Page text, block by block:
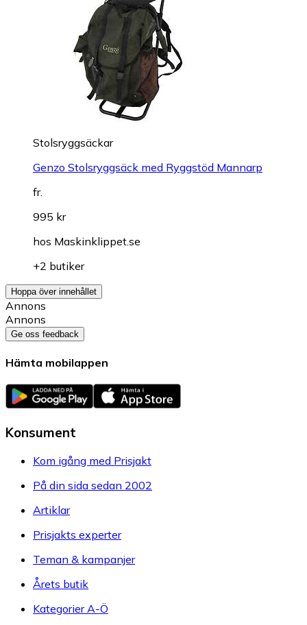
Stolsryggsäckar
Genzo Stolsryggsäck med Ryggstöd Mannarp
fr.
995 kr
hos Maskinklippet.se
+2 butiker
Hoppa över innehållet
Annons
Annons
Ge oss feedback
Hämta mobilappen
Konsument
Kom igång med Prisjakt
På din sida sedan 2002
Artiklar
Prisjakts experter
Teman & kampanjer
Årets butik
Kategorier A-Ö